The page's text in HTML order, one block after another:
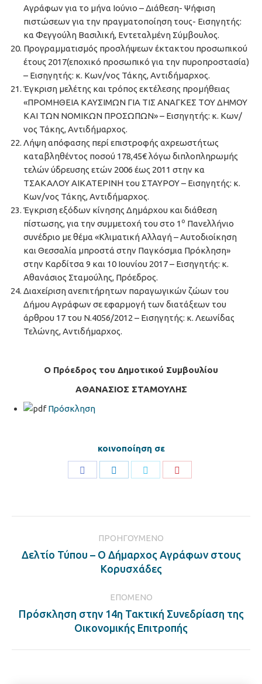
Αγράφων για το μήνα Ιούνιο – Διάθεση- Ψήφιση
πιστώσεων για την πραγματοποίηση τους- Εισηγητής:
κα Φεγγούλη Βασιλική, Εντεταλμένη Σύμβουλος.
Προγραμματισμός προσλήψεων έκτακτου προσωπικού
έτους 2017(εποχικό προσωπικό για την πυροπροστασία)
– Εισηγητής: κ. Κων/νος Τάκης, Αντιδήμαρχος.
Έγκριση μελέτης και τρόπος εκτέλεσης προμήθειας
«ΠΡΟΜΗΘΕΙΑ ΚΑΥΣΙΜΩΝ ΓΙΑ ΤΙΣ ΑΝΑΓΚΕΣ ΤΟΥ ΔΗΜΟΥ
ΚΑΙ ΤΩΝ ΝΟΜΙΚΩΝ ΠΡΟΣΩΠΩΝ» – Εισηγητής: κ. Κων/
νος Τάκης, Αντιδήμαρχος.
Λήψη απόφασης περί επιστροφής αχρεωστήτως
καταβληθέντος ποσού 178,45€ λόγω διπλοπληρωμής
τελών ύδρευσης ετών 2006 έως 2011 στην κα
ΤΣΑΚΑΛΟΥ ΑΙΚΑΤΕΡΙΝΗ του ΣΤΑΥΡΟΥ – Εισηγητής: κ.
Κων/νος Τάκης, Αντιδήμαρχος.
Έγκριση εξόδων κίνησης Δημάρχου και διάθεση
πίστωσης, για την συμμετοχή του στο 1 ο Πανελλήνιο
συνέδριο με θέμα «Κλιματική Αλλαγή – Αυτοδιοίκηση
και Θεσσαλία μπροστά στην Παγκόσμια Πρόκληση»
στην Καρδίτσα 9 και 10 Ιουνίου 2017 – Εισηγητής: κ.
Αθανάσιος Σταμούλης, Πρόεδρος.
Διαχείριση ανεπιτήρητων παραγωγικών ζώων του
Δήμου Αγράφων σε εφαρμογή των διατάξεων του
άρθρου 17 του Ν.4056/2012 – Εισηγητής: κ. Λεωνίδας
Τελώνης, Αντιδήμαρχος.
Ο Πρόεδρος του Δημοτικού Συμβουλίου
ΑΘΑΝΑΣΙΟΣ ΣΤΑΜΟΥΛΗΣ
Πρόσκληση
κοινοποίηση σε
ΠΡΟΗΓΟΎΜΕΝΟ
Previous
post:
Δελτίο Τύπου – Ο Δήμαρχος Αγράφων στους
Κορυσχάδες
ΕΠΌΜΕΝΟ
Next
post:
Πρόσκληση στην 14η Τακτική Συνεδρίαση της
Οικονομικής Επιτροπής